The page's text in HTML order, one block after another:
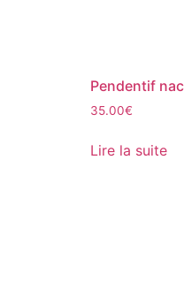
Pendentif
35.00€
Lire la suite